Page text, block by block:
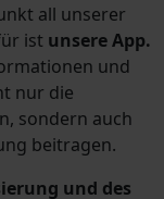
all unserer
ist unsere App.
und
nur die
sondern auch
beitragen.
und des